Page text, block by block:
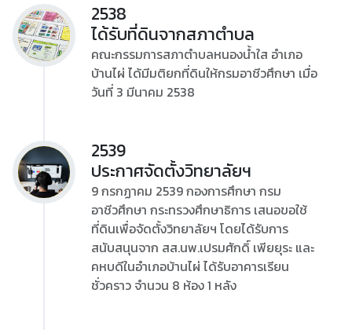
2538
ได้รับที่ดินจากสภาตำบล
คณะกรรมการสภาตำบลหนองน้ำใส อำเภอ
บ้านไผ่ ได้มีมติยกที่ดินให้กรมอาชีวศึกษา เมื่อ
วันที่ 3 มีนาคม 2538
2539
ประกาศจัดตั้งวิทยาลัยฯ
9 กรกฏาคม 2539 กองการศึกษา กรม
อาชีวศึกษา กระทรวงศึกษาธิการ เสนอขอใช้
ที่ดินเพื่อจัดตั้งวิทยาลัยฯ โดยได้รับการ
สนับสนุนจาก สส.นพ.เปรมศักดิ์ เพียยุระ และ
คหบดีในอำเภอบ้านไผ่ ได้รับอาคารเรียน
ชั่วคราว จำนวน 8 ห้อง 1 หลัง